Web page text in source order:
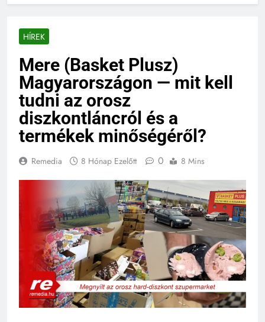
HÍREK
Mere (Basket Plusz)
Magyarországon — mit kell
tudni az orosz
diszkontláncról és a
termékek minőségéről?
Remedia 8 Hónap Ezelőtt 0 8 Mins